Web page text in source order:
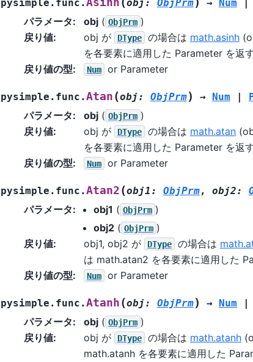
pysimple.func. obj : ObjPrm → Num |
パラメータ: obj( ObjPrm )
戻り値: obj が DType の場合は math.asinh
を各要素に適用した Parameter を返す
戻り値の型: Num or Parameter
pysimple.func.Atan (obj : ObjPrm) → Num |
パラメータ: obj( ObjPrm )
戻り値: obj が DType の場合は math.atan
を各要素に適用した Parameter を返す
戻り値の型: Num or Parameter
pysimple.func.Atan2 (obj1 : ObjPrm, obj2:
パラメータ: obj1 ( ObjPrm )
obj2( ObjPrm )
戻り値: obj1, obj2 が DType の場合は
は math.atan2 を各要素に適用した
戻り値の型: Num or Parameter
pysimple.func.Atanh (obj : ObjPrm) → Num |
パラメータ: obj( ObjPrm )
戻り値: obj が DType の場合は math.atanh
math.atanh を各要素に適用した